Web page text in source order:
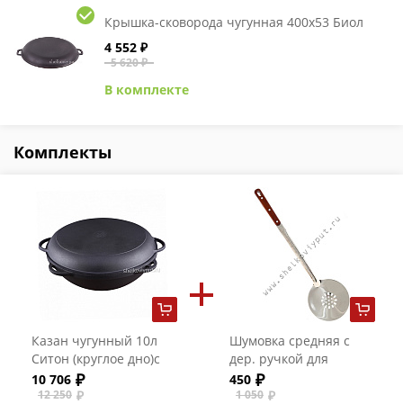
Крышка-сковорода чугунная 400х53 Биол
4 552 ₽
5 620 ₽
В комплекте
Комплекты
Казан чугунный 10л
Ситон (круглое дно)с
крышкой-сковородой
(Биол)
10 706
12 250
Шумовка средняя с
дер. ручкой для
казанов на 8-16
литров
450
1 050